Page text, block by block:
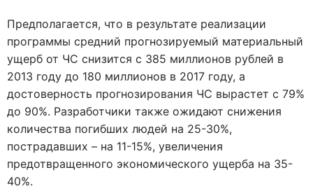
Предполагается, что в результате реализации
программы средний прогнозируемый материальный
ущерб от ЧС снизится с 385 миллионов рублей в
2013 году до 180 миллионов в 2017 году, а
достоверность прогнозирования ЧС вырастет с 79%
до 90%. Разработчики также ожидают снижения
количества погибших людей на 25-30%,
пострадавших – на 11-15%, увеличения
предотвращенного экономического ущерба на 35-
40%.